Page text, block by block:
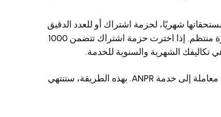
شهريًا، لحزمة اشتراك أو للعدد الدقيق
من المعاملات، ولكنك تدفع ثمن استخدامها وفقًا لجدول فوترة منتظم. إذا اخترت حزمة اشتراك تتضمن 1000
الشهرية والسنوية للخدمة.
يمكنك، اختياريًا، أن تختار دفع سعر وحدة كلما قدمت أجهزتك معاملة إلى خدمة ANPR. بهذه الطريقة، ستنتهي